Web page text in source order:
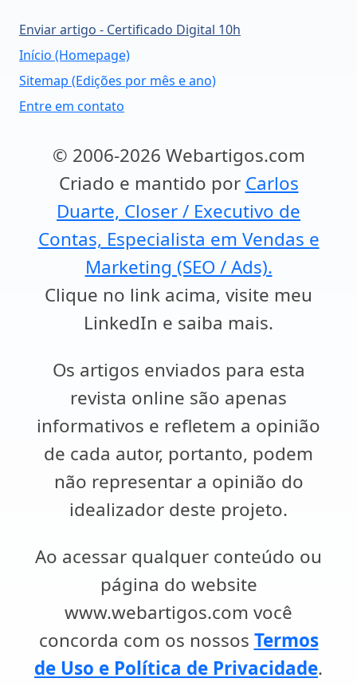
Enviar artigo - Certificado Digital 10h
Início (Homepage)
Sitemap (Edições por mês e ano)
Entre em contato
© 2006-2026 Webartigos.com
Criado e mantido por Carlos
Duarte, Closer / Executivo de
Contas, Especialista em Vendas e
Marketing (SEO / Ads).
Clique no link acima, visite meu
LinkedIn e saiba mais.
Os artigos enviados para esta
revista online são apenas
informativos e refletem a opinião
de cada autor, portanto, podem
não representar a opinião do
idealizador deste projeto.
Ao acessar qualquer conteúdo ou
página do website
www.webartigos.com você
concorda com os nossos Termos
de Uso e Política de Privacidade.